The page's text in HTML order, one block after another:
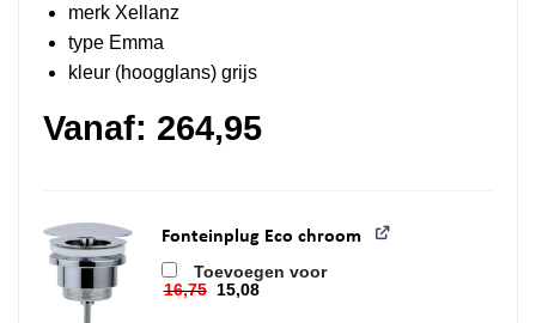
merk Xellanz
type Emma
kleur (hoogglans) grijs
Vanaf: 264,95
Fonteinplug Eco chroom
Toevoegen voor
16,75 15,08